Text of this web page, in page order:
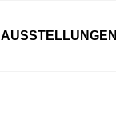
AUSSTELLUNGEN